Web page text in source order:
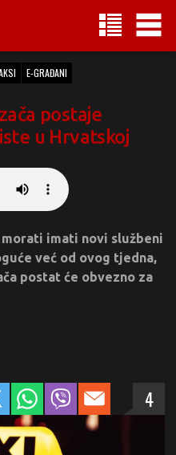
E-GRAĐANI
postaje
u Hrvatskoj
imati novi službeni
već od ovog tjedna,
postat će obvezno za
4